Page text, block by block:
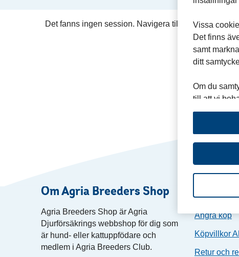
Det fanns ingen session. Navigera tillbaka till
Om Agria Breeders Shop
Agria Breeders Shop är Agria
Djurförsäkrings webbshop för dig som
är hund- eller kattuppfödare och
medlem i Agria Breeders Club.
Ångra köp
Köpvillkor
Retur och
Vissa
Det finns
samt
ditt
Om du
till att vi
nummer
visats och
IP-adress
Läs mer om